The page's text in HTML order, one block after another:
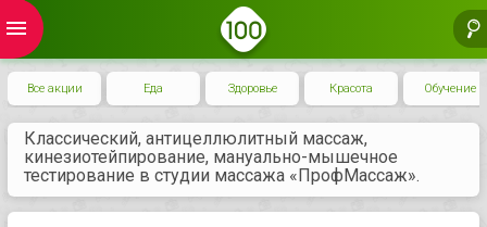
menu
Все акции Еда Здоровье Красота Обучение
Классический, антицеллюлитный массаж,
кинезиотейпирование, мануально-мышечное
тестирование в студии массажа «ПрофМассаж».